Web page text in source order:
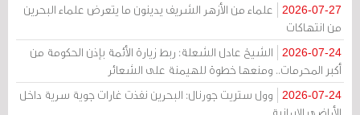
2026-07-27
علماء من الأزهر الشريف يدينون ما يتعرض علماء البحرين
من انتهاكات
2026-07-24
الشيخ عادل الشعلة: ربط زيارة الأئمة بإذن الحكومة من
أكبر المحرمات.. ومنعها خطوة للهيمنة على الشعائر
2026-07-24
وول ستريت جورنال: البحرين نفذت غارات جوية سرية داخل